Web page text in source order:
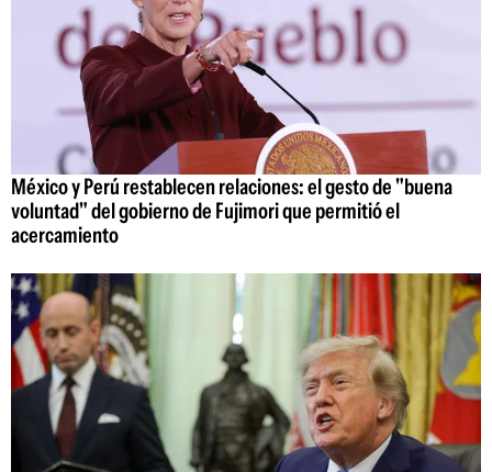
México y Perú restablecen relaciones: el gesto de "buena
voluntad" del gobierno de Fujimori que permitió el
acercamiento